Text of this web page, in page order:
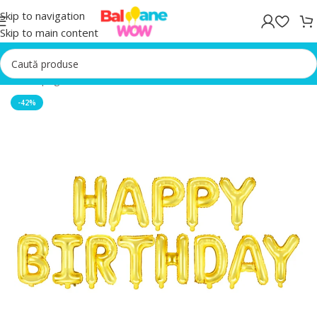
Skip to navigation
Skip to main content
Prima pagină/Baloane folie
-42%